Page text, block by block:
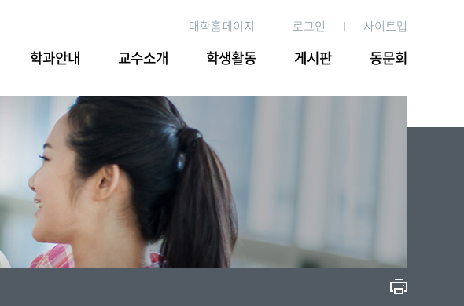
학과안내 교수소개 학생활동 게시판 동문회
대학홈페이지 로그인 사이트맵